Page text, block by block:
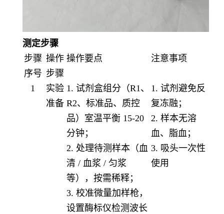
测定步骤
步骤
序号
操作
步骤
操作要点 注意事项
1
实验
准备
1. 试剂盒组分（R1、
R2、标准品、质控
品）室温平衡 15-20
分钟；
2. 处理待测样本（血
清 / 血浆 / 匀浆
等），按需稀释；
3. 校准微量加样枪，
设置酶标仪检测波长
1. 试剂避免反
复冻融；
2. 样本无溶
血、脂血；
3. 吸头一次性
使用